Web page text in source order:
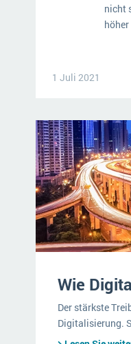
nicht
1 Juli 2021
Wie
Der stärkste
Digitalisierung.